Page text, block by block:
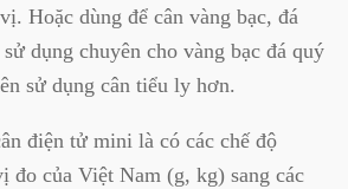
Hoặc dùng để cân vàng bạc, đá
dụng chuyên cho vàng bạc đá quý
sử dụng cân tiểu ly hơn.
điện tử mini là có các chế độ
đo của Việt Nam (g, kg) sang các